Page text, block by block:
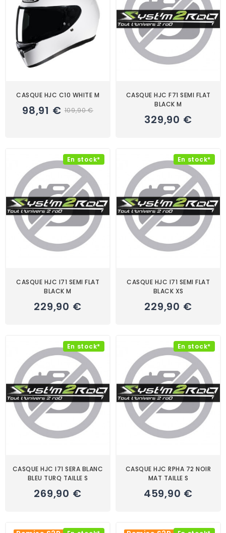
CASQUE HJC C10 WHITE M
98,91 € 109,90 €
CASQUE HJC F71 SEMI FLAT
BLACK M
329,90 €
En stock*
CASQUE HJC I71 SEMI FLAT
BLACK M
229,90 €
En stock*
CASQUE HJC I71 SEMI FLAT
BLACK XS
229,90 €
En stock*
CASQUE HJC I71 SERA BLANC
BLEU TURQ TAILLE S
269,90 €
En stock*
CASQUE HJC RPHA 72 NOIR
MAT TAILLE S
459,90 €